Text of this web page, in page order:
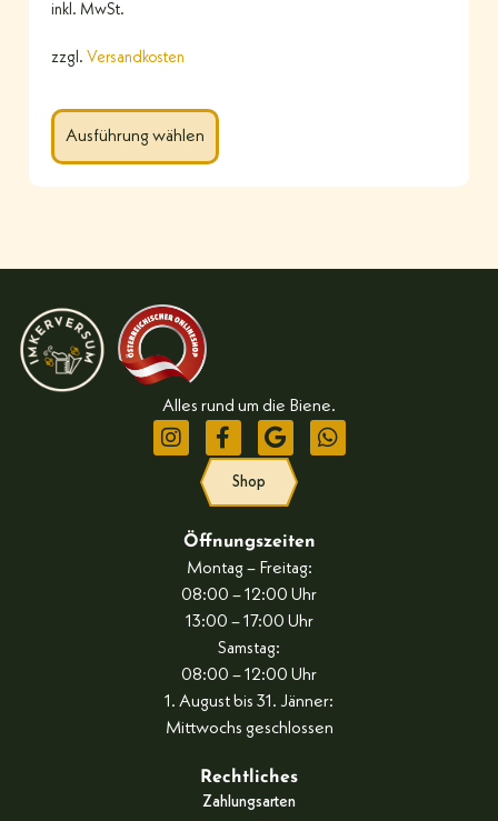
inkl. MwSt.
zzgl. Versandkosten
Ausführung wählen
Alles rund um die Biene.
Shop
Öffnungszeiten
Montag – Freitag:
08:00 – 12:00 Uhr
13:00 – 17:00 Uhr
Samstag:
08:00 – 12:00 Uhr
1. August bis 31. Jänner:
Mittwochs geschlossen
Rechtliches
Zahlungsarten